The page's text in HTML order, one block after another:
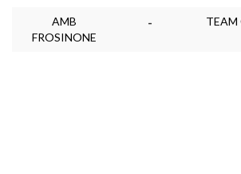
AMB
FROSINONE
- TEAM